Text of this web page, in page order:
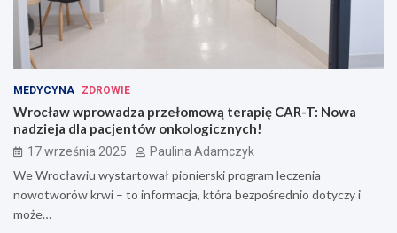
MEDYCYNA ZDROWIE
Wrocław wprowadza przełomową terapię CAR-T: Nowa
nadzieja dla pacjentów onkologicznych!
17 września 2025 Paulina Adamczyk
We Wrocławiu wystartował pionierski program leczenia
nowotworów krwi – to informacja, która bezpośrednio dotyczy i
może…